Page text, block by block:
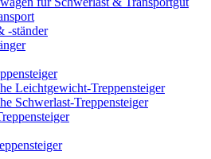
-ständer
Leichtgewicht-Treppensteiger
Schwerlast-Treppensteiger